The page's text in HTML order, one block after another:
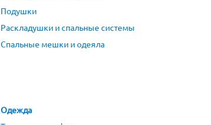
Подушки
Раскладушки и спальные системы
Спальные мешки и одеяла
Одежда